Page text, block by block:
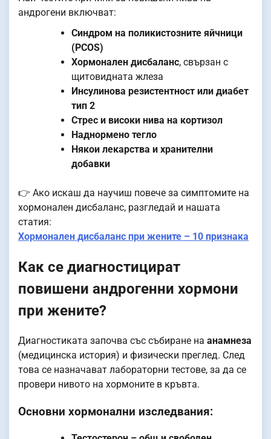
андрогени включват:
Синдром на поликистозните яйчници
(PCOS)
Хормонален дисбаланс, свързан с
щитовидната жлеза
Инсулинова резистентност или диабет
тип 2
Стрес и високи нива на кортизол
Наднормено тегло
Някои лекарства и хранителни
добавки
👉 Ако искаш да научиш повече за симптомите на
хормонален дисбаланс, разгледай и нашата
статия:
Хормонален дисбаланс при жените – 10 признака
Как се диагностицират
повишени андрогенни хормони
при жените?
Диагностиката започва със събиране на анамнеза
(медицинска история) и физически преглед. След
това се назначават лабораторни тестове, за да се
провери нивото на хормоните в кръвта.
Основни хормонални изследвания: